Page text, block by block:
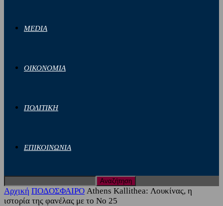
MEDIA
ΟΙΚΟΝΟΜΙΑ
ΠΟΛΙΤΙΚΗ
ΕΠΙΚΟΙΝΩΝΙΑ
Αρχική ΠΟΔΟΣΦΑΙΡΟ Athens Kallithea: Λουκίνας, η
ιστορία της φανέλας με το Νο 25